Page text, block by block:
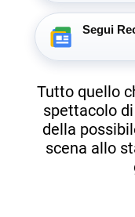
Segui
Tutto quello
spettacolo
della
scena allo